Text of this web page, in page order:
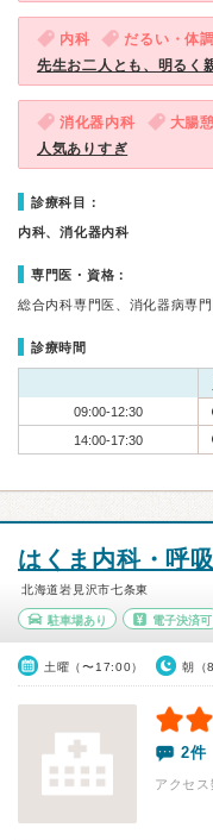
内科 だるい・体
先生お二人とも、明るく
消化器内科 大腸
人気ありすぎ
診療科目：
内科、消化器内科
専門医・資格：
総合内科専門医、消化器病専
診療時間
09:00-12:30
14:00-17:30
はくま内科・呼
北海道岩見沢市七条東
駐車場あり 電子決済可
土曜（〜17:00） 朝（
2件
アクセ